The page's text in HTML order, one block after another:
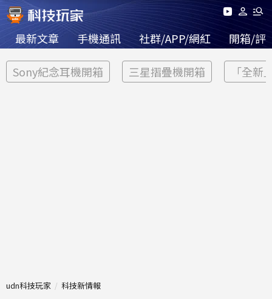
最新文章 手機通訊 社群/APP/網紅 開箱/評
Sony紀念耳機開箱 三星摺疊機開箱 「全新
udn科技玩家 科技新情報